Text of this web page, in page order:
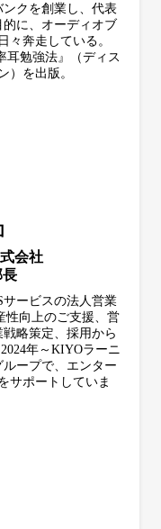
ンクを創業し、代表
に、オーディオブ
々奔走している。
耳勉強法』（ディス
）を出版。
会社
長
サービスの法人営業
性向上のご支援、営
略策定、​採用から
年～KIYOラーニ
ープで、エンター
サポートしていま